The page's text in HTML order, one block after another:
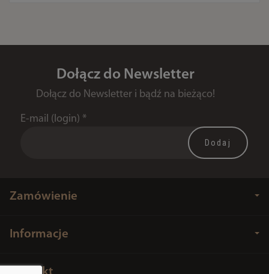
Dołącz do Newsletter
Dołącz do Newsletter i bądź na bieżąco!
E-mail (login) *
Zamówienie
Informacje